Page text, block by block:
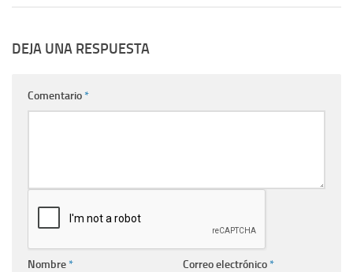
DEJA UNA RESPUESTA
Comentario*
Nombre* Correo electrónico*